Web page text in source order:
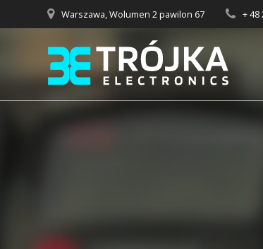
do
Warszawa, Wolumen 2 pawilon 67 + 48